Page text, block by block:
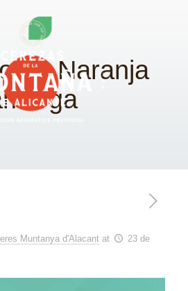
de Naranja
Muntanya d'Alacant at
23 de